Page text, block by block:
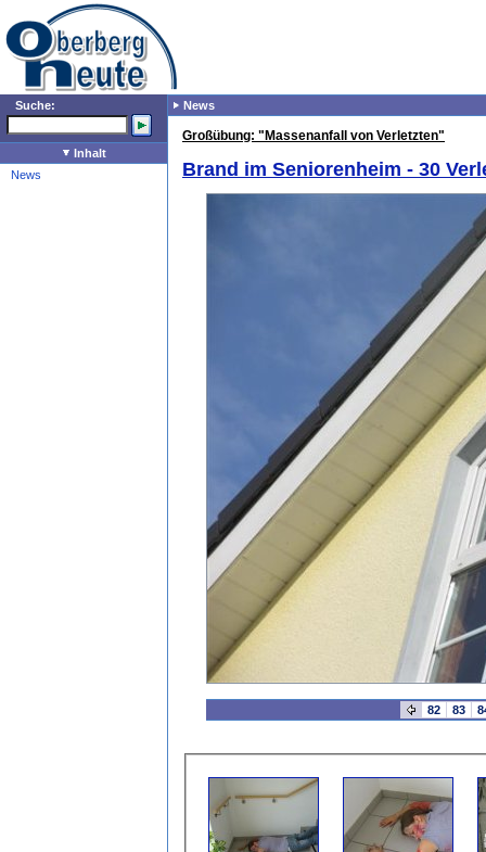
Suche:
Inhalt
News
News
Großübung: "Massenanfall von Verletzten"
Brand im Seniorenheim - 30
82 83